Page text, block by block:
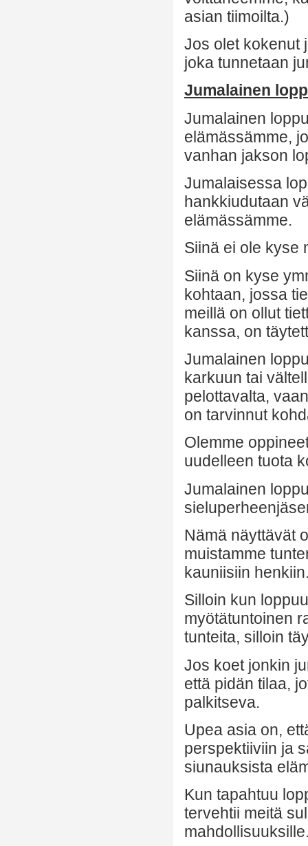
asian tiimoilta.)
Jos olet kokenut
joka tunnetaan
Jumalainen
Jumalainen
elämässämme,
vanhan jakson
Jumalaisessa
hankkiudutaan
elämässämme.
Siinä ei ole kyse
Siinä on kyse
kohtaan, jossa
meillä on ollut
kanssa, on
Jumalainen
karkuun tai
pelottavalta,
on tarvinnut
Olemme
uudelleen tuota
Jumalainen
Nämä näyttävät
muistamme
kauniisiin
Silloin kun
myötätuntoinen
tunteita, silloin
Jos koet jonkin
että pidän tilaa,
palkitseva.
Upea asia on,
perspektiiviin ja
siunauksista
Kun tapahtuu
tervehtii meitä